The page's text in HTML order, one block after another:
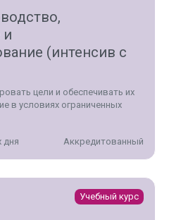
и
(интенсив с
цели и обеспечивать их
в условиях ограниченных
дня Аккредитованный
Учебный курс